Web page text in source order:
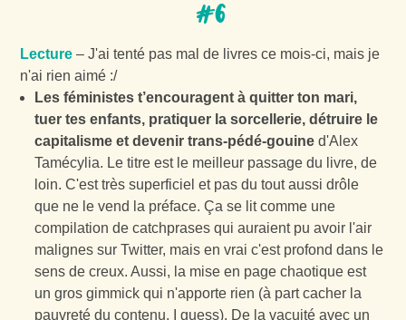
#6
Lecture – J'ai tenté pas mal de livres ce mois-ci, mais je
n'ai rien aimé :/
Les féministes t’encouragent à quitter ton mari,
tuer tes enfants, pratiquer la sorcellerie, détruire le
capitalisme et devenir trans-pédé-gouine d'Alex
Tamécylia. Le titre est le meilleur passage du livre, de
loin. C'est très superficiel et pas du tout aussi drôle
que ne le vend la préface. Ça se lit comme une
compilation de catchprases qui auraient pu avoir l'air
malignes sur Twitter, mais en vrai c'est profond dans le
sens de creux. Aussi, la mise en page chaotique est
un gros gimmick qui n'apporte rien (à part cacher la
pauvreté du contenu, I guess). De la vacuité avec un